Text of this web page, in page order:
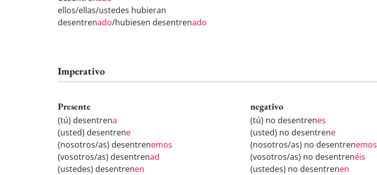
ellos/ellas/ustedes hubieran
desentrenado/hubiesen desentrenado
Imperativo
Presente
(tú) desentrena
(usted) desentrene
(nosotros/as) desentrenemos
(vosotros/as) desentrenad
(ustedes) desentrenen
negativo
(tú) no desentrenes
(usted) no desentrene
(nosotros/as) no desentrenemos
(vosotros/as) no desentrenéis
(ustedes) no desentrenen